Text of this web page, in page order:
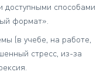
способами
формат».
(в учебе, на работе,
стресс, из-за